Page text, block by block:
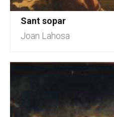
Sant sopar
Joan Lahosa